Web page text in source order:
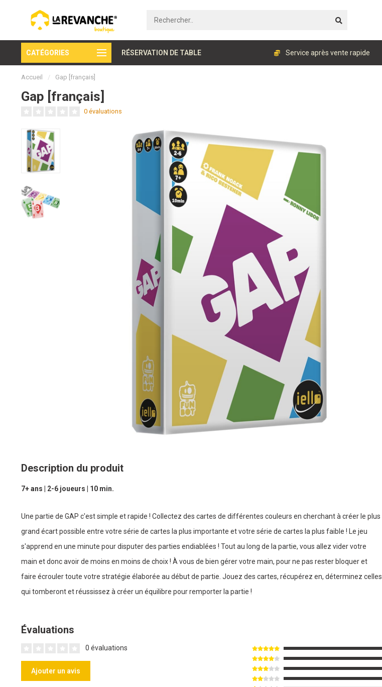
CATÉGORIES RÉSERVATION DE TABLE
Paiement sécurisé Service après vente rapide
Accueil / Gap [français]
Gap [français]
0 évaluations
Description du produit
7+ ans | 2-6 joueurs | 10 min.
Une partie de GAP c'est simple et rapide ! Collectez des cartes de différentes couleurs en cherchant à créer le plus
grand écart possible entre votre série de cartes la plus importante et votre série de cartes la plus faible ! Le jeu
s'apprend en une minute pour disputer des parties endiablées ! Tout au long de la partie, vous allez vider votre
main et donc avoir de moins en moins de choix ! À vous de bien gérer votre main, pour ne pas rester bloquer et
faire écrouler toute votre stratégie élaborée au début de partie. Jouez des cartes, récupérez en, déterminez celles
qui tomberont et réussissez à créer un équilibre pour remporter la partie !
Évaluations
0 évaluations
Ajouter un avis